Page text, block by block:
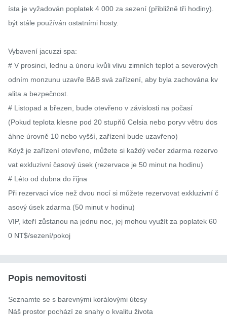
ísta je vyžadován poplatek 4 000 za sezení (přibližně tři hodiny).
být stále používán ostatními hosty.
Vybavení jacuzzi spa:
# V prosinci, lednu a únoru kvůli vlivu zimních teplot a severových
odním monzunu uzavře B&B svá zařízení, aby byla zachována kv
alita a bezpečnost.
# Listopad a březen, bude otevřeno v závislosti na počasí
(Pokud teplota klesne pod 20 stupňů Celsia nebo poryv větru dos
áhne úrovně 10 nebo vyšší, zařízení bude uzavřeno)
Když je zařízení otevřeno, můžete si každý večer zdarma rezervo
vat exkluzivní časový úsek (rezervace je 50 minut na hodinu)
# Léto od dubna do října
Při rezervaci více než dvou nocí si můžete rezervovat exkluzivní č
asový úsek zdarma (50 minut v hodinu)
VIP, kteří zůstanou na jednu noc, jej mohou využít za poplatek 60
0 NT$/sezení/pokoj
Popis nemovitosti
Seznamte se s barevnými korálovými útesy
Náš prostor pochází ze snahy o kvalitu života